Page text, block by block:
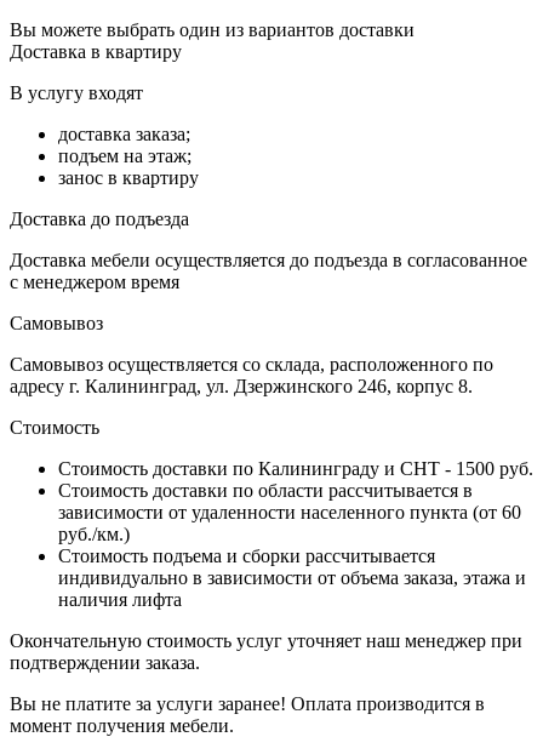
Вы можете выбрать один из вариантов доставки
Доставка в квартиру
В услугу входят
доставка заказа;
подъем на этаж;
занос в квартиру
Доставка до подъезда
Доставка мебели осуществляется до подъезда в согласованное
с менеджером время
Самовывоз
Самовывоз осуществляется со склада, расположенного по
адресу г. Калининград, ул. Дзержинского 246, корпус 8.
Стоимость
Стоимость доставки по Калининграду и СНТ - 1500 руб.
Стоимость доставки по области рассчитывается в
зависимости от удаленности населенного пункта (от 60
руб./км.)
Стоимость подъема и сборки рассчитывается
индивидуально в зависимости от объема заказа, этажа и
наличия лифта
Окончательную стоимость услуг уточняет наш менеджер при
подтверждении заказа.
Вы не платите за услуги заранее! Оплата производится в
момент получения мебели.